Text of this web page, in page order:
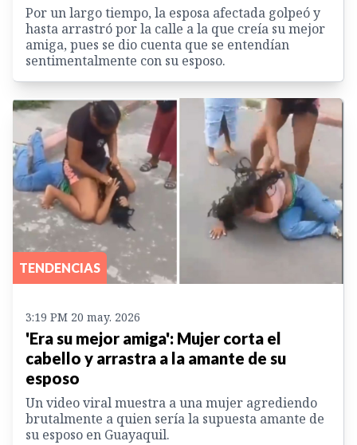
Por un largo tiempo, la esposa afectada golpeó y
hasta arrastró por la calle a la que creía su mejor
amiga, pues se dio cuenta que se entendían
sentimentalmente con su esposo.
TENDENCIAS
3:19 PM 20 may. 2026
'Era su mejor amiga': Mujer corta el
cabello y arrastra a la amante de su
esposo
Un video viral muestra a una mujer agrediendo
brutalmente a quien sería la supuesta amante de
su esposo en Guayaquil.